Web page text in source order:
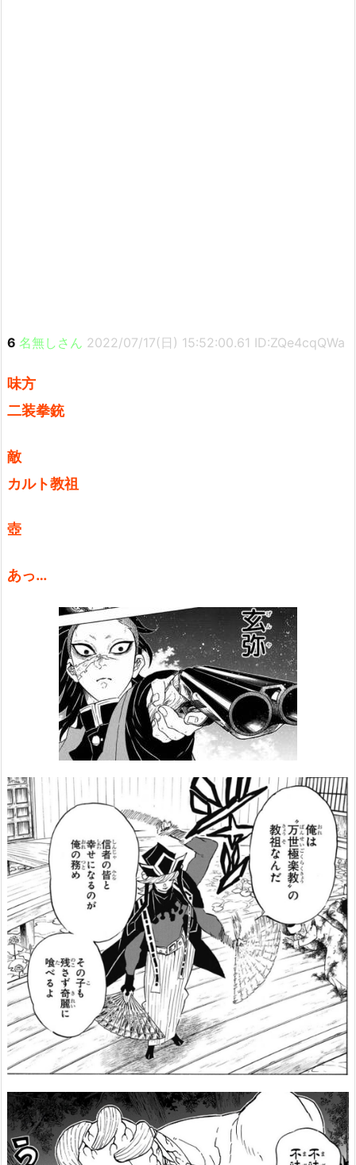
6 名無しさん 2022/07/17(日) 15:52:00.61 ID:ZQe4cqQWa
味方
二装拳銃
敵
カルト教祖
壺
あっ…